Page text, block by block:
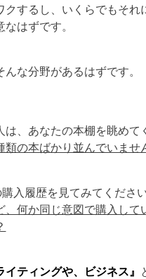
クするし、いくらでもそれ
はずです。
な分野があるはずです。
は、あなたの本棚を眺めて
類の本ばかり並んでいませ
入履歴を見てみてください
、何か同じ意図で購入して
イティングや、ビジネス』